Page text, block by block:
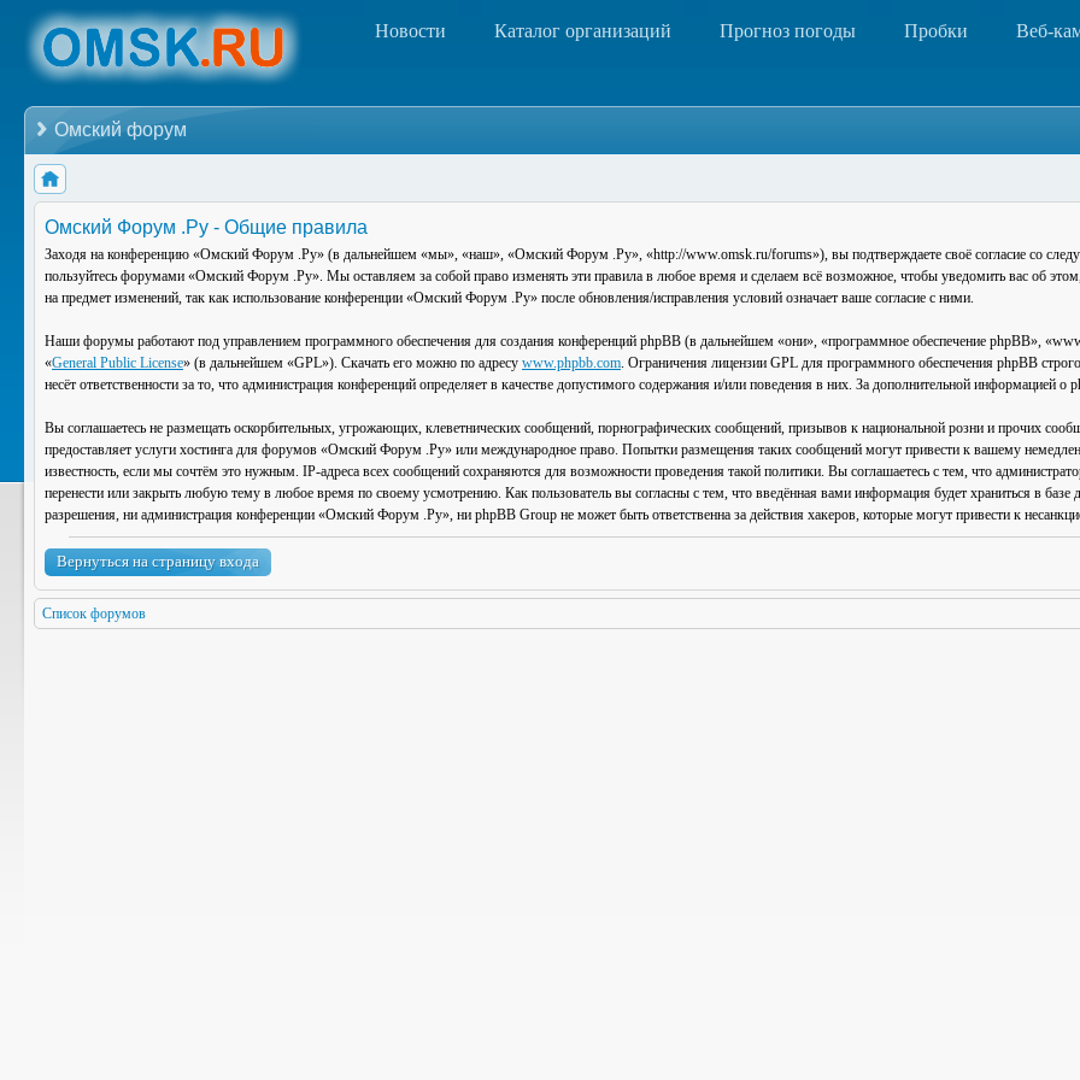
Новости Каталог организаций Прогноз погоды Пробки Веб-
Омский форум
Омский Форум .Ру - Общие правила
Заходя на конференцию «Омский Форум .Ру» (в дальнейшем «мы», «наш», «Омский Форум .Ру», «http://www.omsk.ru/forums»), вы подтверждаете своё согласие со
пользуйтесь форумами «Омский Форум .Ру». Мы оставляем за собой право изменять эти правила в любое время и сделаем всё возможное, чтобы уведомить вас об
на предмет изменений, так как использование конференции «Омский Форум .Ру» после обновления/исправления условий означает ваше согласие с ними.
Наши форумы работают под управлением программного обеспечения для создания конференций phpBB (в дальнейшем «они», «программное обеспечение phpBB»,
«General Public License» (в дальнейшем «GPL»). Скачать его можно по адресу www.phpbb.com. Ограничения лицензии GPL для программного обеспечения phpBB
несёт ответственности за то, что администрация конференций определяет в качестве допустимого содержания и/или поведения в них. За дополнительной информацией о
Вы соглашаетесь не размещать оскорбительных, угрожающих, клеветнических сообщений, порнографических сообщений, призывов к национальной розни и прочих
предоставляет услуги хостинга для форумов «Омский Форум .Ру» или международное право. Попытки размещения таких сообщений могут привести к вашему
известность, если мы сочтём это нужным. IP-адреса всех сообщений сохраняются для возможности проведения такой политики. Вы соглашаетесь с тем, что
перенести или закрыть любую тему в любое время по своему усмотрению. Как пользователь вы согласны с тем, что введённая вами информация будет храниться в
разрешения, ни администрация конференции «Омский Форум .Ру», ни phpBB Group не может быть ответственна за действия хакеров, которые могут привести к
Вернуться на страницу входа
Список форумов